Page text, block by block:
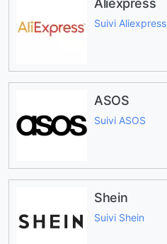
Aliexpress
Suivi Aliexpress
ASOS
Suivi ASOS
Shein
Suivi Shein